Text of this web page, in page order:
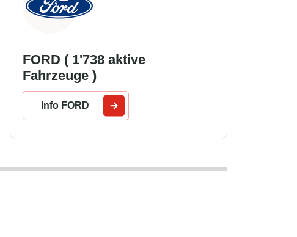
FORD ( 1'738 aktive
Fahrzeuge )
Info FORD